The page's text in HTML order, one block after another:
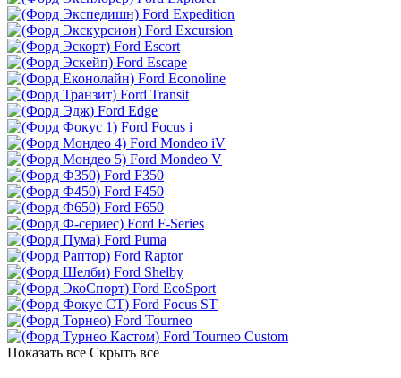
Ford Expedition
Ford Excursion
Ford Escort
Ford Escape
Ford Econoline
Ford Transit
Ford Edge
Ford Focus i
Ford Mondeo iV
Ford Mondeo V
Ford F350
Ford F450
Ford F650
Ford F-Series
Ford Puma
Ford Raptor
Ford Shelby
Ford EcoSport
Ford Focus ST
Ford Tourneo
Ford Tourneo Custom
Показать все Скрыть все